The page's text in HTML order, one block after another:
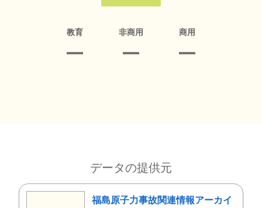
教育 非商用 商用
データの提供元
福島原子力事故関連情報アーカイ